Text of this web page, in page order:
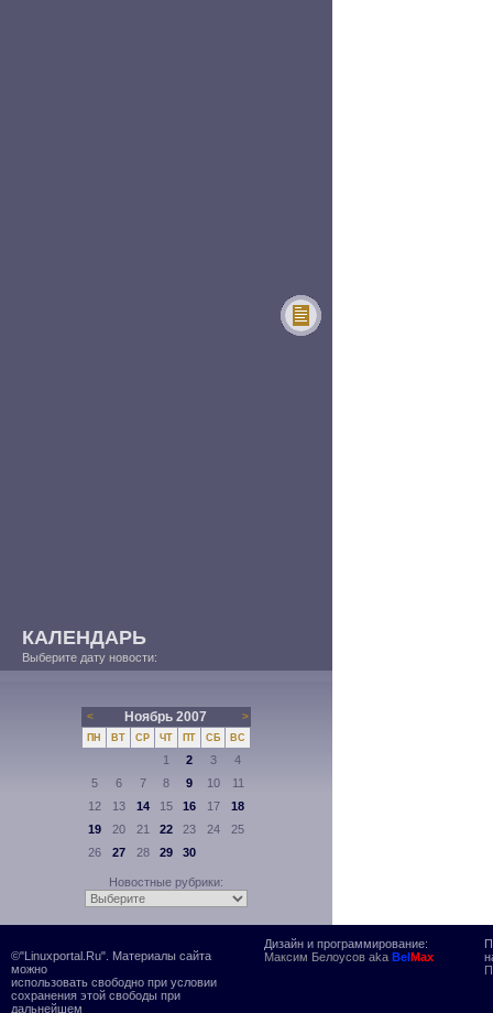
КАЛЕНДАРЬ
Выберите дату новости:
< Ноябрь 2007 >
ПН ВТ СР ЧТ ПТ СБ ВС
1 2 3
4
5
6 7 8 9 10
11
12
13 14 15 16 17
18
19
20 21 22 23 24
25
26
27 28 29 30
Новостные рубрики:
©"Linuxportal.Ru". Материалы сайта
можно
использовать свободно при условии
сохранения этой свободы при
дальнейшем
Дизайн и программирование:
Максим Белоусов aka BelMax